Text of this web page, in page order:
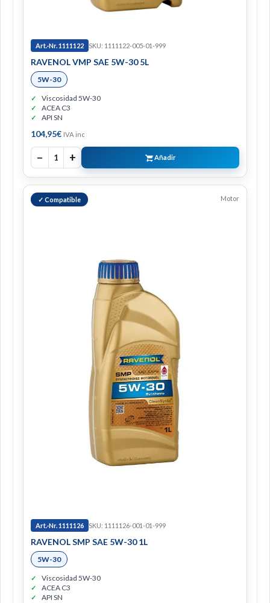
Art.-Nr. 1111122 SKU: 1111122-005-01-999
RAVENOL VMP SAE 5W-30 5L
5W-30
Viscosidad 5W-30
ACEA C3
API SN
104,95€ IVA inc
− 1 + Añadir
✓ Compatible Motor
Art.-Nr. 1111126 SKU: 1111126-001-01-999
RAVENOL SMP SAE 5W-30 1L
5W-30
Viscosidad 5W-30
ACEA C3
API SN